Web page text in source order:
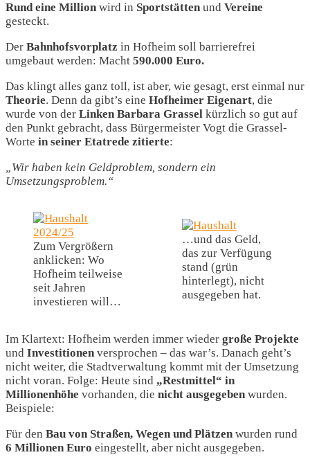
Rund eine Million wird in Sportstätten und Vereine
gesteckt.
Der Bahnhofsvorplatz in Hofheim soll barrierefrei
umgebaut werden: Macht 590.000 Euro.
Das klingt alles ganz toll, ist aber, wie gesagt, erst einmal nur
Theorie. Denn da gibt’s eine Hofheimer Eigenart, die
wurde von der Linken Barbara Grassel kürzlich so gut auf
den Punkt gebracht, dass Bürgermeister Vogt die Grassel-
Worte in seiner Etatrede zitierte:
„Wir haben kein Geldproblem, sondern ein
Umsetzungsproblem.“
Zum Vergrößern
anklicken: Wo
Hofheim teilweise
seit Jahren
investieren will…
…und das Geld,
das zur Verfügung
stand (grün
hinterlegt), nicht
ausgegeben hat.
Im Klartext: Hofheim werden immer wieder große Projekte
und Investitionen versprochen – das war’s. Danach geht’s
nicht weiter, die Stadtverwaltung kommt mit der Umsetzung
nicht voran. Folge: Heute sind „Restmittel“ in
Millionenhöhe vorhanden, die nicht ausgegeben wurden.
Beispiele:
Für den Bau von Straßen, Wegen und Plätzen wurden rund
6 Millionen Euro eingestellt, aber nicht ausgegeben.